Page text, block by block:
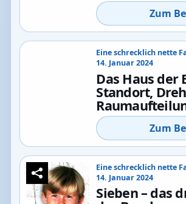
Zum
Eine schrecklich nette
14. Januar 2024
Das Haus der
Standort,
Zum
Eine schrecklich nette
14. Januar 2024
Sieben – das